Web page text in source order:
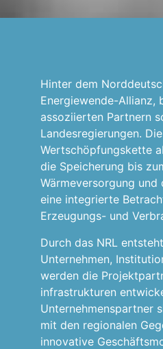
Hinter dem
Energiewende-Allianz,
assoziierten Partnern
Landesregierungen.
Wertschöpfungskette
die Speicherung bis
Wärmeversorgung
eine integrierte
Erzeugungs- und
Durch das NRL
Unternehmen,
werden die
infrastrukturen
Unternehmenspartner
mit den regionalen
innovative